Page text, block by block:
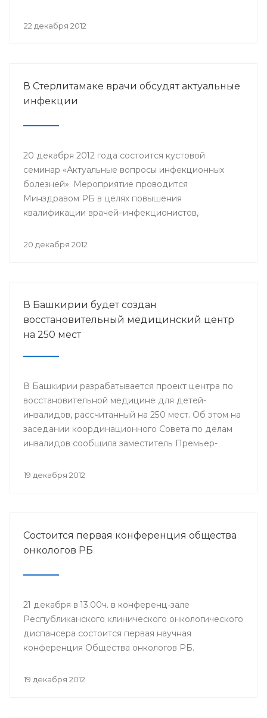
БГМУ.
22 декабря 2012
В Стерлитамаке врачи обсудят актуальные
инфекции
20 декабря 2012 года состоится кустовой
семинар «Актуальные вопросы инфекционных
болезней». Мероприятие проводится
Минздравом РБ в целях повышения
квалификации врачей–инфекционистов,
врачей станций скорой медицинской помощи
20 декабря 2012
В Башкирии будет создан
восстановительный медицинский центр
на 250 мест
В Башкирии разрабатывается проект центра по
восстановительной медицине для детей-
инвалидов, рассчитанный на 250 мест. Об этом на
заседании координационного Совета по делам
инвалидов сообщила заместитель Премьер-
Башкортостан Лилия Гумерова.
19 декабря 2012
Состоится первая конференция общества
онкологов РБ
21 декабря в 13.00ч. в конференц-зале
Республиканского клинического онкологического
диспансера состоится первая научная
конференция Общества онкологов РБ.
19 декабря 2012